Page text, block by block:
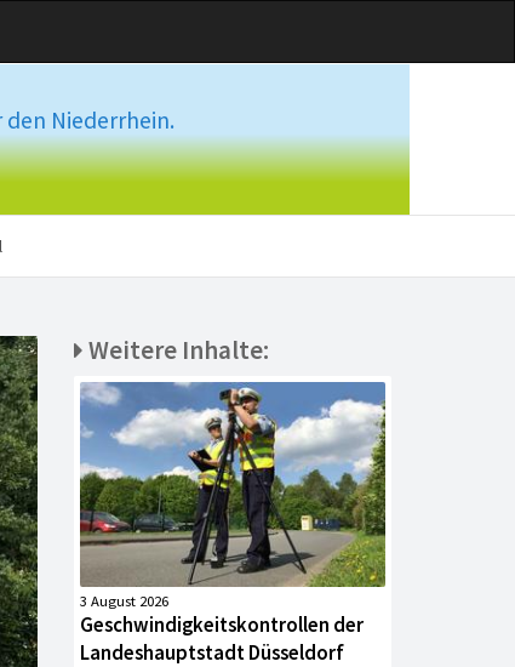
Niederrhein.
Weitere Inhalte:
3 August 2026
Geschwindigkeitskontrollen der
Landeshauptstadt Düsseldorf